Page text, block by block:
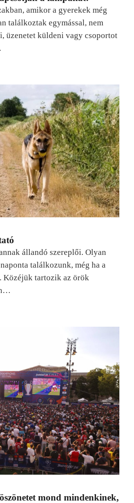
amikor a gyerekek még
találkoztak egymással, nem
üzenetet küldeni vagy csoportot
állandó szereplői. Olyan
találkozunk, még ha a
Közéjük tartozik az örök
mond mindenkinek,